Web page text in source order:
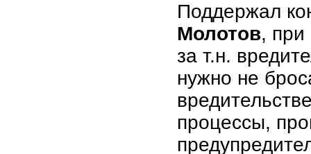
Поддержал
Молотов, при
за т.н.
нужно не
процессы,